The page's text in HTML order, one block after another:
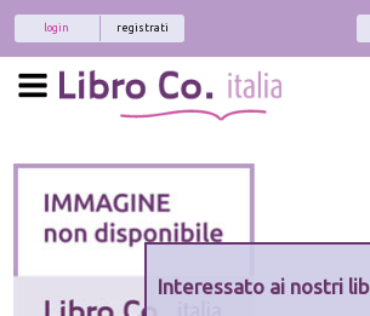
registrati
login
Interessato ai nostri